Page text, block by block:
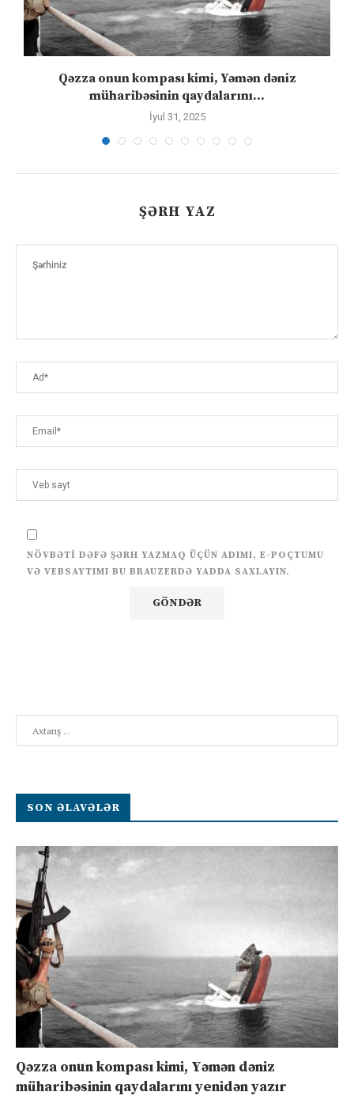
Qəzza onun kompası kimi, Yəmən dəniz
müharibəsinin qaydalarını...
İyul 31, 2025
ŞƏRH YAZ
NÖVBƏTI DƏFƏ ŞƏRH YAZMAQ ÜÇÜN ADIMI, E-POÇTUMU
VƏ VEBSAYTIMI BU BRAUZERDƏ YADDA SAXLAYIN.
SON ƏLAVƏLƏR
Qəzza onun kompası kimi, Yəmən dəniz
müharibəsinin qaydalarını yenidən yazır